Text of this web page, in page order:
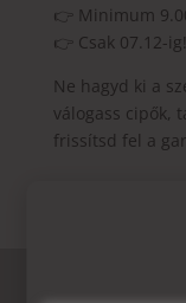
👉 Minimum
👉 Csak 07.12-ig!
Ne hagyd ki a
válogass cipők,
frissítsd fel a